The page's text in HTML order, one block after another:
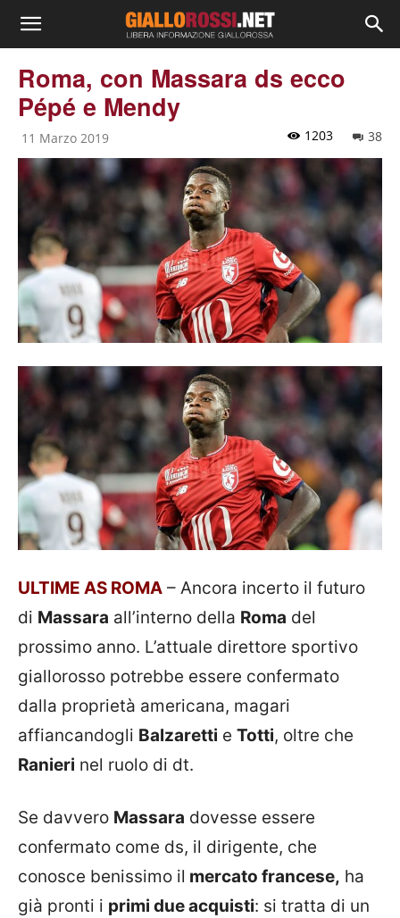
Roma, con Massara ds ecco
Pépé e Mendy
11 Marzo 2019 38
1203
ULTIME AS ROMA – Ancora incerto il futuro
di Massara all’interno della Roma del
prossimo anno. L’attuale direttore sportivo
giallorosso potrebbe essere confermato
dalla proprietà americana, magari
affiancandogli Balzaretti e Totti, oltre che
Ranieri nel ruolo di dt.
Se davvero Massara dovesse essere
confermato come ds, il dirigente, che
conosce benissimo il mercato francese, ha
già pronti i primi due acquisti: si tratta di un